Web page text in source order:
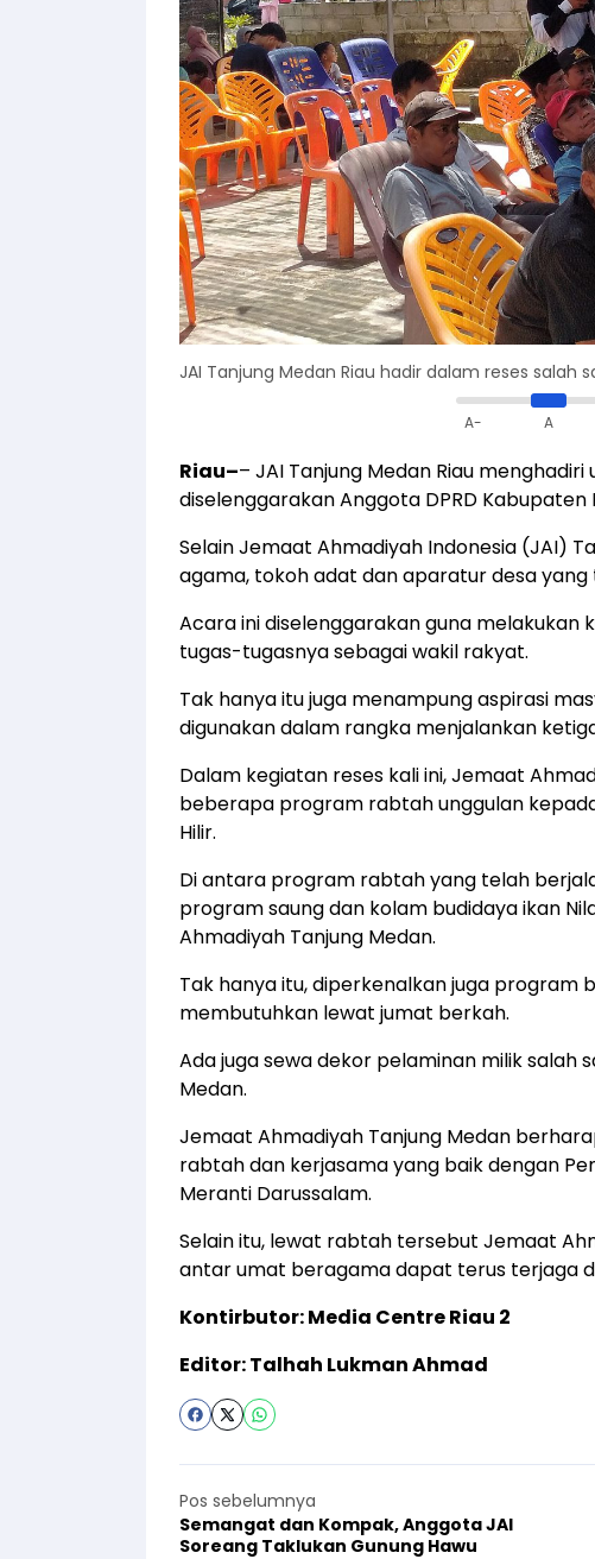
JAI Tanjung Medan Riau hadir dalam reses salah
A- A
Riau–– JAI Tanjung Medan Riau
diselenggarakan Anggota DPRD Kabupaten
Selain Jemaat Ahmadiyah Indonesia (JAI)
agama, tokoh adat dan aparatur desa
Acara ini diselenggarakan guna melakukan
tugas-tugasnya sebagai wakil rakyat.
Tak hanya itu juga menampung aspirasi
digunakan dalam rangka menjalankan
Dalam kegiatan reses kali ini, Jemaat
beberapa program rabtah unggulan
Hilir.
Di antara program rabtah yang telah
program saung dan kolam budidaya ikan
Ahmadiyah Tanjung Medan.
Tak hanya itu, diperkenalkan juga
membutuhkan lewat jumat berkah.
Ada juga sewa dekor pelaminan milik salah
Medan.
Jemaat Ahmadiyah Tanjung Medan
rabtah dan kerjasama yang baik dengan
Meranti Darussalam.
Selain itu, lewat rabtah tersebut Jemaat
antar umat beragama dapat terus terjaga
Kontirbutor: Media Centre Riau 2
Editor: Talhah Lukman Ahmad
Pos sebelumnya
Semangat dan Kompak, Anggota JAI
Soreang Taklukan Gunung Hawu